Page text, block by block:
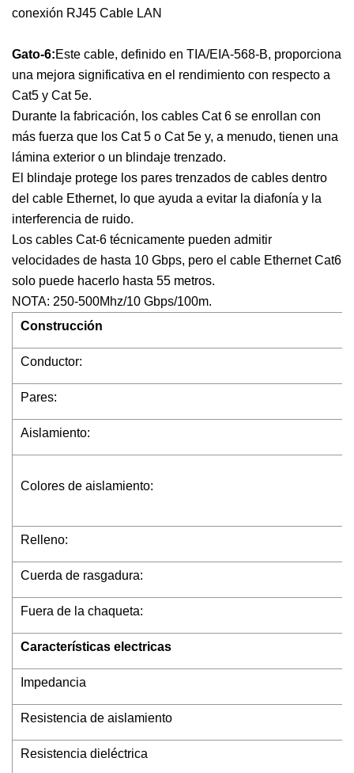
conexión RJ45 Cable LAN
Gato-6:Este cable, definido en TIA/EIA-568-B, proporciona
una mejora significativa en el rendimiento con respecto a
Cat5 y Cat 5e.
Durante la fabricación, los cables Cat 6 se enrollan con
más fuerza que los Cat 5 o Cat 5e y, a menudo, tienen una
lámina exterior o un blindaje trenzado.
El blindaje protege los pares trenzados de cables dentro
del cable Ethernet, lo que ayuda a evitar la diafonía y la
interferencia de ruido.
Los cables Cat-6 técnicamente pueden admitir
velocidades de hasta 10 Gbps, pero el cable Ethernet Cat6
solo puede hacerlo hasta 55 metros.
NOTA: 250-500Mhz/10 Gbps/100m.
Construcción
Conductor:
Pares:
Aislamiento:
Colores de aislamiento:
Relleno:
Cuerda de rasgadura:
Fuera de la chaqueta:
Características electricas
Impedancia
Resistencia de aislamiento
Resistencia dieléctrica